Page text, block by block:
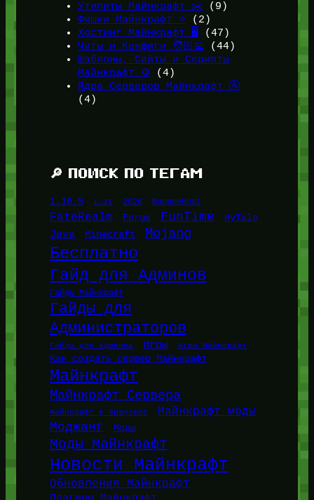
Утилиты Майнкрафт ✂️ (9)
Фишки Майнкрафт ⭐(2)
Хостинг Майнкрафт 🖥️ (47)
Читы и Конфиги 🧑🏻‍💻 (44)
Шаблоны, Сайты и Скрипты
Майнкрафт ⚙️ (4)
Ядра Серверов Майнкрафт 🚰
(4)
🔎 ПОИСК ПО ТЕГАМ
1.16.5 1.21 2026 BungeeHost
FateRealm Forge FunTime HyTale
Java Minecraft Mojang
Бесплатно
Гайд для Админов
Гайды Майнкрафт
Гайды для
Администраторов
Гайды для админов Игры Игры Майнкрафт
Как создать сервер Майнкрафт
Майнкрафт
Майнкрафт Сервера
Майнкрафт в браузере Майнкрафт моды
Моджанг Моды
Моды Майнкрафт
Новости Майнкрафт
Обновления Майнкрафт